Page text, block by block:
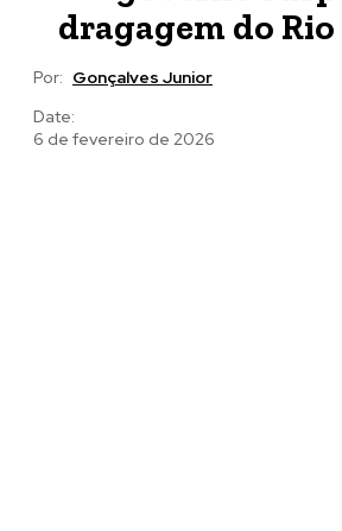
dragagem do
Por: Gonçalves Junior
Date:
6 de fevereiro de 2026